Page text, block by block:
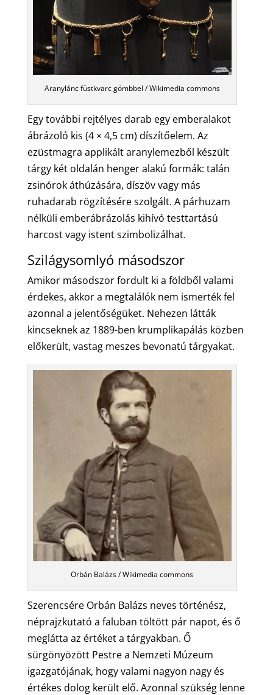
Aranylánc füstkvarc gömbbel / Wikimedia commons
Egy további rejtélyes darab egy emberalakot
ábrázoló kis (4 × 4,5 cm) díszítőelem. Az
ezüstmagra applikált aranylemezből készült
tárgy két oldalán henger alakú formák: talán
zsinórok áthúzására, díszöv vagy más
ruhadarab rögzítésére szolgált. A párhuzam
nélküli emberábrázolás kihívó testtartású
harcost vagy istent szimbolizálhat.
Szilágysomlyó másodszor
Amikor másodszor fordult ki a földből valami
érdekes, akkor a megtalálók nem ismerték fel
azonnal a jelentőségüket. Nehezen látták
kincseknek az 1889-ben krumplikapálás közben
előkerült, vastag meszes bevonatú tárgyakat.
Orbán Balázs / Wikimedia commons
Szerencsére Orbán Balázs neves történész,
néprajzkutató a faluban töltött pár napot, és ő
meglátta az értéket a tárgyakban. Ő
sürgönyözött Pestre a Nemzeti Múzeum
igazgatójának, hogy valami nagyon nagy és
értékes dolog került elő. Azonnal szükség lenne